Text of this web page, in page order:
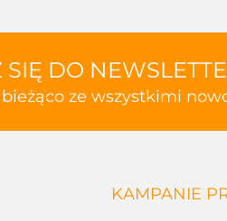
SIĘ DO
ze wszystkimi
KAMPANIE